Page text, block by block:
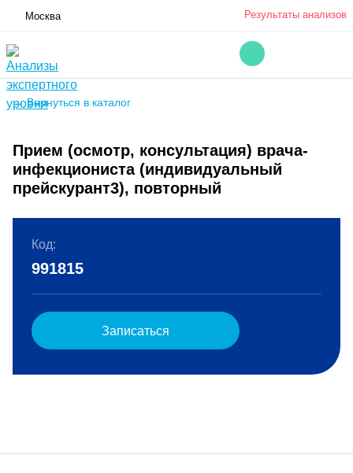
Москва Результаты анализов
← Вернуться в каталог
Прием (осмотр, консультация) врача-
инфекциониста (индивидуальный
прейскурант3), повторный
Код:
991815
Записаться